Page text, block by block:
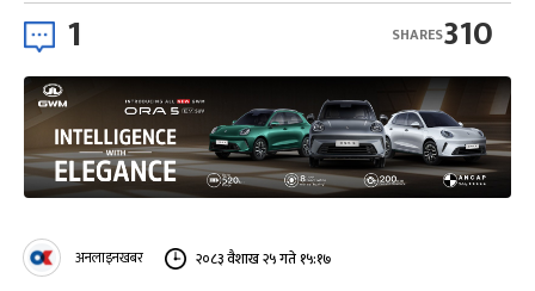
1 310
SHARES
अनलाइनखबर २०८३ वैशाख २५ गते १५:१७